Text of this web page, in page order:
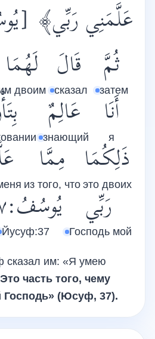
عَلَّمَنِي رَبِّي﴾
ثُمَّ
затем
قَالَ
сказал
لَهُمَا
двоим
أَنَا
я
عَالِمٌ
знающий
ذَلِكُمَا
это двоих
مِمَّا
из того, что
رَبِّي
Господь мой
يُوسُفُ:٣٧
Йусуф:37
сказал им: «Я умею
часть того, чему
Господь» (Юсуф, 37).